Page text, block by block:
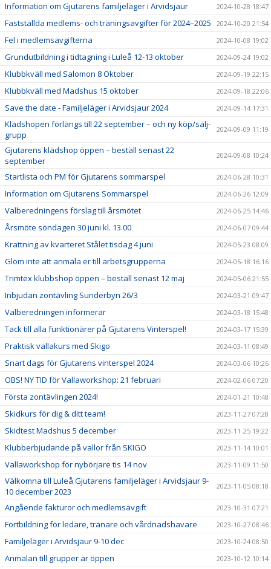
Information om Gjutarens familjeläger i Arvidsjaur 2024-10-28 18:47
Fastställda medlems- och träningsavgifter för 2024–2025 2024-10-20 21:54
Fel i medlemsavgifterna 2024-10-08 19:02
Grundutbildning i tidtagning i Luleå 12-13 oktober 2024-09-24 19:02
Klubbkväll med Salomon 8 Oktober 2024-09-19 22:15
Klubbkväll med Madshus 15 oktober 2024-09-18 22:06
Save the date - Familjeläger i Arvidsjaur 2024 2024-09-14 17:31
Klädshopen förlängs till 22 september – och ny köp/sälj-
grupp
2024-09-09 11:19
Gjutarens klädshop öppen – beställ senast 22
september
2024-09-08 10:24
Startlista och PM för Gjutarens sommarspel 2024-06-28 10:31
Information om Gjutarens Sommarspel 2024-06-26 12:09
Valberedningens förslag till årsmötet 2024-06-25 14:46
Årsmöte söndagen 30 juni kl. 13.00 2024-06-07 09:44
Krattning av kvarteret Stålet tisdag 4 juni 2024-05-23 08:09
Glöm inte att anmäla er till arbetsgrupperna 2024-05-18 16:16
Trimtex klubbshop öppen – beställ senast 12 maj 2024-05-06 21:55
Inbjudan zontävling Sunderbyn 26/3 2024-03-21 09:47
Valberedningen informerar 2024-03-18 15:48
Tack till alla funktionärer på Gjutarens Vinterspel! 2024-03-17 15:39
Praktisk vallakurs med Skigo 2024-03-11 08:49
Snart dags för Gjutarens vinterspel 2024 2024-03-06 10:26
OBS! NY TID för Vallaworkshop: 21 februari 2024-02-06 07:20
Första zontävlingen 2024! 2024-01-21 10:48
Skidkurs för dig & ditt team! 2023-11-27 07:28
Skidtest Madshus 5 december 2023-11-25 19:22
Klubberbjudande på vallor från SKIGO 2023-11-14 10:01
Vallaworkshop för nybörjare tis 14 nov 2023-11-09 11:50
Välkomna till Luleå Gjutarens familjeläger i Arvidsjaur 9-
10 december 2023
2023-11-05 08:18
Angående fakturor och medlemsavgift 2023-10-31 07:21
Fortbildning för ledare, tränare och vårdnadshavare 2023-10-27 08:46
Familjeläger i Arvidsjaur 9-10 dec 2023-10-24 08:50
Anmälan till grupper är öppen 2023-10-12 10:14